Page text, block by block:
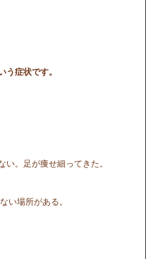
う症状です。
。足が痩せ細ってきた。
い場所がある。